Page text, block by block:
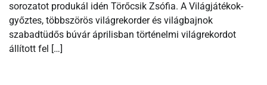
sorozatot produkál idén Törőcsik Zsófia. A Világjátékok-
győztes, többszörös világrekorder és világbajnok
szabadtüdős búvár áprilisban történelmi világrekordot
állított fel […]